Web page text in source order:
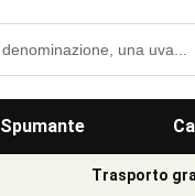
Spumante
Trasporto